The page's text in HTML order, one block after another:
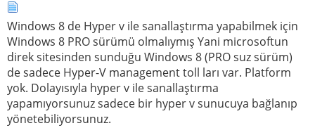
Windows 8 de Hyper v ile sanallaştırma yapabilmek için
Windows 8 PRO sürümü olmalıymış Yani microsoftun
direk sitesinden sunduğu Windows 8 (PRO suz sürüm)
de sadece Hyper-V management toll ları var. Platform
yok. Dolayısıyla hyper v ile sanallaştırma
yapamıyorsunuz sadece bir hyper v sunucuya bağlanıp
yönetebiliyorsunuz.